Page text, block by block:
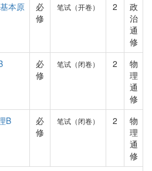
本原
必
修
笔试（开卷） 2
政
治
通
修
必
修
笔试（闭卷） 2
物
理
通
修
B
必
修
笔试（闭卷） 2
物
理
通
修